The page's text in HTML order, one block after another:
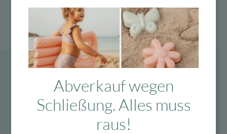
Abverkauf wegen
Schließung. Alles muss
raus!